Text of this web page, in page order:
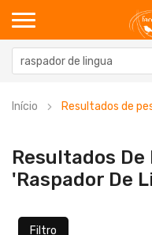
Início Resultados de
Resultados De
'raspador De
Filtro